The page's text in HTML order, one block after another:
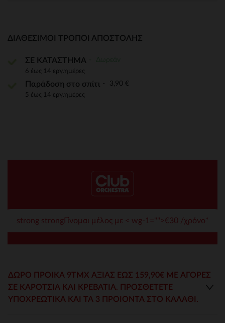
ΔΙΑΘΈΣΙΜΟΙ ΤΡΌΠΟΙ ΑΠΟΣΤΟΛΉΣ
ΣΕ ΚΑΤΑΣΤΗΜΑ
6 έως 14 εργ.ημέρες
Παράδοση στο σπίτι 3,90 €
5 έως 14 εργ.ημέρες
strong strongΓίνομαι μέλος με < wg-1="">€30 /χρόνο*
ΔΏΡΟ ΠΡΟΊΚΑ 9ΤΜΧ ΑΞΊΑΣ ΈΩΣ 159,90€ ΜΕ ΑΓΟΡΕΣ
ΣΕ ΚΑΡΌΤΣΙΑ ΚΑΙ ΚΡΕΒΆΤΙΑ. ΠΡΟΣΘΈΤΕΤΕ
ΥΠΟΧΡΕΩΤΙΚΆ ΚΑΙ ΤΑ 3 ΠΡΟΙΌΝΤΑ ΣΤΟ ΚΑΛΆΘΙ.